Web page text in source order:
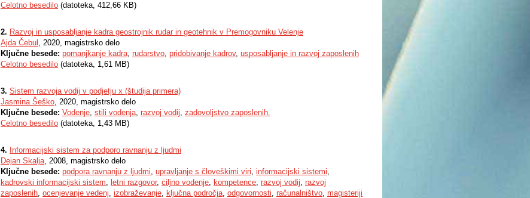
Celotno besedilo (datoteka, 412,66 KB)
2. Razvoj in usposabljanje kadra geostrojnik rudar in geotehnik v Premogovniku Velenje
Ajda Čebul , 2020, magistrsko delo
Ključne besede: pomanjkanje kadra, rudarstvo, pridobivanje kadrov, usposabljanje in razvoj zaposlenih
Celotno besedilo (datoteka, 1,61 MB)
3. Sistem razvoja vodij v podjetju x (študija primera)
Jasmina Šeško, 2020, magistrsko delo
Ključne besede: Vodenje, stili vodenja, razvoj vodij, zadovoljstvo zaposlenih.
Celotno besedilo (datoteka, 1,43 MB)
4. Informacijski sistem za podporo ravnanju z ljudmi
Dejan Skalja, 2008, magistrsko delo
Ključne besede: podpora ravnanju z ljudmi, upravljanje s človeškimi viri, informacijski sistemi,
kadrovski informacijski sistem, letni razgovor, ciljno vodenje, kompetence, razvoj vodij, razvoj
zaposlenih, ocenjevanje vedenj, izobraževanje, ključna področja, odgovornosti, računalništvo, magisteriji